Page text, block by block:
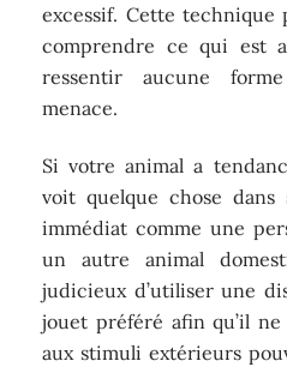
excessif. Cette
comprendre ce qui est
ressentir aucune
menace.
Si votre animal a
voit quelque chose dans
immédiat comme une
un autre animal
judicieux d’utiliser une
jouet préféré afin qu’il
aux stimuli extérieurs